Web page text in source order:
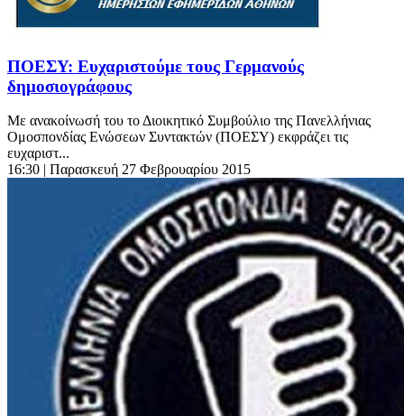
ΠΟΕΣΥ: Ευχαριστούμε τους Γερμανούς
δημοσιογράφους
Με ανακοίνωσή του το Διοικητικό Συμβούλιο της Πανελλήνιας
Ομοσπονδίας Ενώσεων Συντακτών (ΠΟΕΣΥ) εκφράζει τις
ευχαριστ...
16:30 | Παρασκευή 27 Φεβρουαρίου 2015